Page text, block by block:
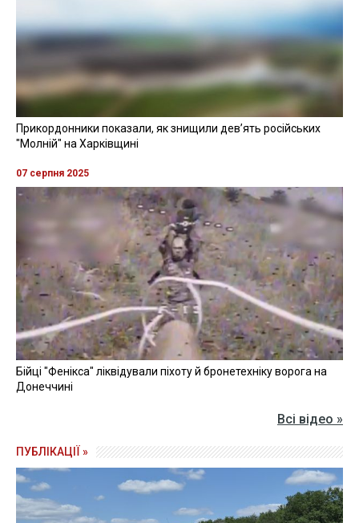
Прикордонники показали, як знищили девʼять російських
"Молній" на Харківщині
07 серпня 2025
Бійці "Фенікса" ліквідували піхоту й бронетехніку ворога на
Донеччині
Всі відео »
ПУБЛІКАЦІЇ »